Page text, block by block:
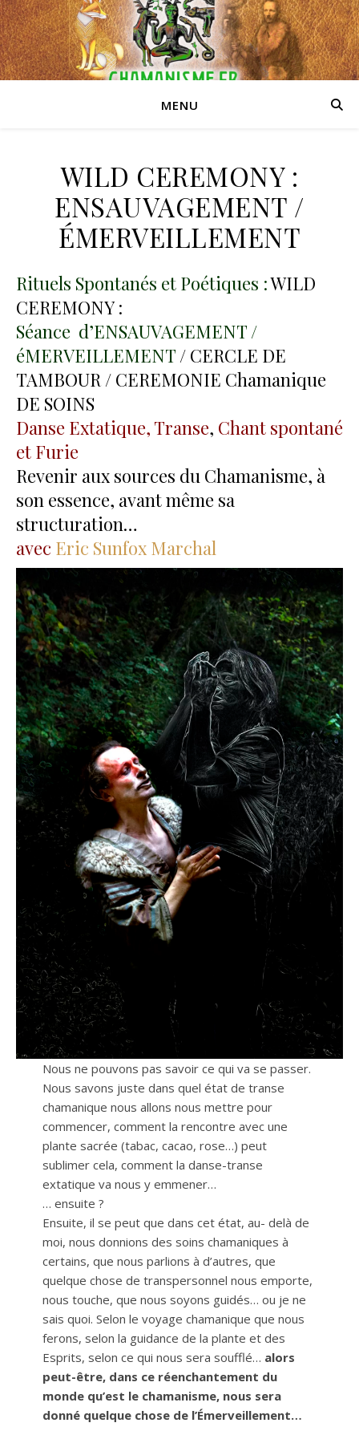
MENU
WILD CEREMONY :
ENSAUVAGEMENT /
ÉMERVEILLEMENT
Rituels Spontanés et Poétiques :WILD
CEREMONY :
Séance d’ENSAUVAGEMENT /
éMERVEILLEMENT/ CERCLE DE
TAMBOUR / CEREMONIE Chamanique
DE SOINS
Danse Extatique, Transe, Chant spontané
et Furie
Revenir aux sources du Chamanisme, à
son essence, avant même sa
structuration…
avec Eric Sunfox Marchal
Nous ne pouvons pas savoir ce qui va se passer.
Nous savons juste dans quel état de transe
chamanique nous allons nous mettre pour
commencer, comment la rencontre avec une
plante sacrée (tabac, cacao, rose…) peut
sublimer cela, comment la danse-transe
extatique va nous y emmener…
… ensuite ?
Ensuite, il se peut que dans cet état, au- delà de
moi, nous donnions des soins chamaniques à
certains, que nous parlions à d’autres, que
quelque chose de transpersonnel nous emporte,
nous touche, que nous soyons guidés… ou je ne
sais quoi. Selon le voyage chamanique que nous
ferons, selon la guidance de la plante et des
Esprits, selon ce qui nous sera soufflé… alors
peut-être, dans ce réenchantement du
monde qu’est le chamanisme, nous sera
donné quelque chose de l’Émerveillement…